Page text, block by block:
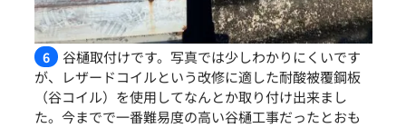
6
谷樋取付けです。写真では少しわかりにくいです
が、レザードコイルという改修に適した耐酸被覆鋼板
（谷コイル）を使用してなんとか取り付け出来まし
た。今までで一番難易度の高い谷樋工事だったとおも